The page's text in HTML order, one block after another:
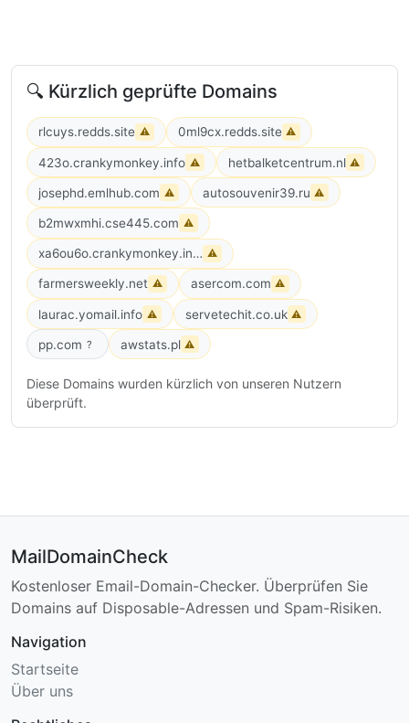
🔍 Kürzlich geprüfte Domains
rlcuys.redds.site ⚠ 0ml9cx.redds.site ⚠
423o.crankymonkey.info ⚠ hetbalketcentrum.nl ⚠
josephd.emlhub.com ⚠ autosouvenir39.ru ⚠
b2mwxmhi.cse445.com ⚠
xa6ou6o.crankymonkey.info ⚠
farmersweekly.net ⚠ asercom.com ⚠
laurac.yomail.info ⚠ servetechit.co.uk ⚠
pp.com ? awstats.pl ⚠
Diese Domains wurden kürzlich von unseren Nutzern
überprüft.
MailDomainCheck
Kostenloser Email-Domain-Checker. Überprüfen Sie
Domains auf Disposable-Adressen und Spam-Risiken.
Navigation
Startseite
Über uns